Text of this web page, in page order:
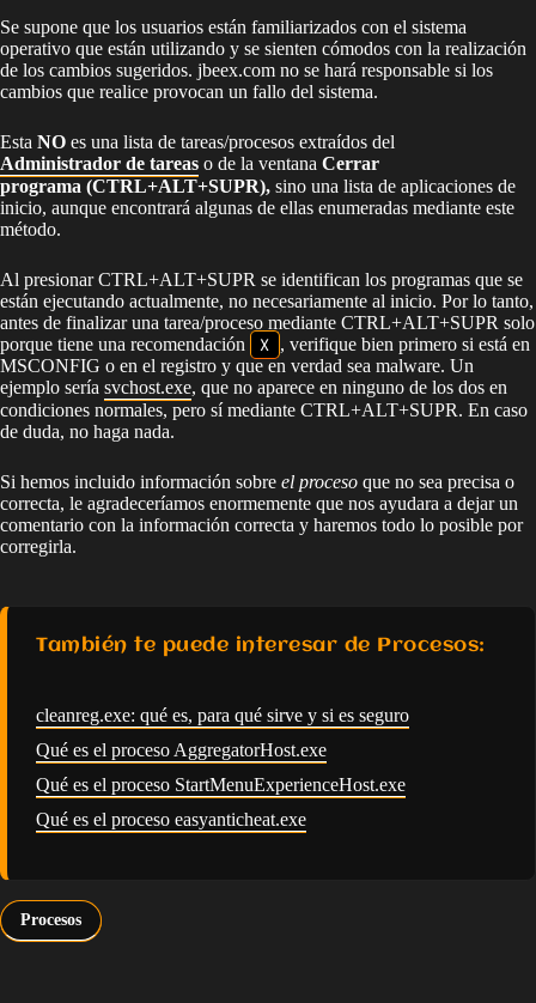
Se supone que los usuarios están familiarizados con el sistema
operativo que están utilizando y se sienten cómodos con la realización
de los cambios sugeridos. jbeex.com no se hará responsable si los
cambios que realice provocan un fallo del sistema.
Esta NO es una lista de tareas/procesos extraídos del
Administrador de tareas o de la ventana Cerrar
programa (CTRL+ALT+SUPR), sino una lista de aplicaciones de
inicio, aunque encontrará algunas de ellas enumeradas mediante este
método.
Al presionar CTRL+ALT+SUPR se identifican los programas que se
están ejecutando actualmente, no necesariamente al inicio. Por lo tanto,
antes de finalizar una tarea/proceso mediante CTRL+ALT+SUPR solo
porque tiene una recomendación
X , verifique bien primero si está en
MSCONFIG o en el registro y que en verdad sea malware. Un
ejemplo sería svchost.exe, que no aparece en ninguno de los dos en
condiciones normales, pero sí mediante CTRL+ALT+SUPR. En caso
de duda, no haga nada.
Si hemos incluido información sobre el proceso que no sea precisa o
correcta, le agradeceríamos enormemente que nos ayudara a dejar un
comentario con la información correcta y haremos todo lo posible por
corregirla.
También te puede interesar de Procesos:
cleanreg.exe: qué es, para qué sirve y si es seguro
Qué es el proceso AggregatorHost.exe
Qué es el proceso StartMenuExperienceHost.exe
Qué es el proceso easyanticheat.exe
Procesos